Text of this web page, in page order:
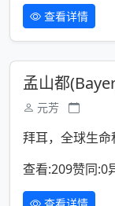
查看详情
孟山都
元芳
拜耳，全球生
查看:209赞同:0